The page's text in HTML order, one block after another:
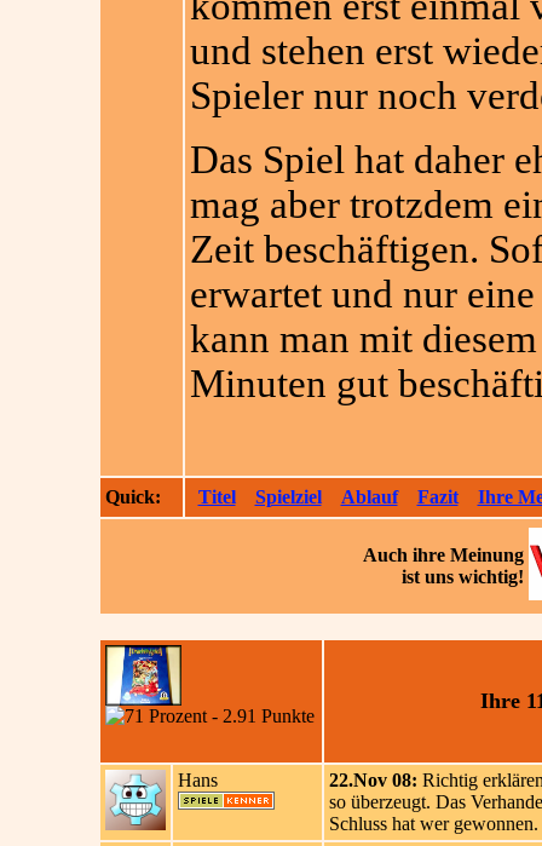
und stehen erst
Spieler nur noch
Das Spiel hat daher
mag aber trotzdem
Zeit beschäftigen.
erwartet und nur
kann man mit
Minuten gut
Quick: Titel Spielziel Ablauf Fazit Ihre
Auch ihre Meinung
ist uns wichtig!
Ihre
Hans 22.Nov 08: Richtig
so überzeugt. Das
Schluss hat wer gewonnen.